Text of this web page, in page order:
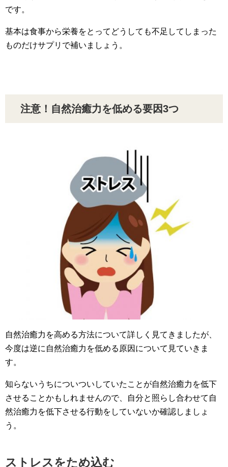
です。
基本は食事から栄養をとってどうしても不足してしまった
ものだけサプリで補いましょう。
注意！自然治癒力を低める要因3つ
自然治癒力を高める方法について詳しく見てきましたが、
今度は逆に自然治癒力を低める原因について見ていきま
す。
知らないうちについついしていたことが自然治癒力を低下
させることかもしれませんので、自分と照らし合わせて自
然治癒力を低下させる行動をしていないか確認しましょ
う。
ストレスをため込む